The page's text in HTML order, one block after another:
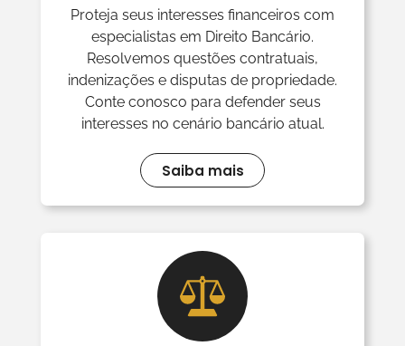
Proteja seus interesses financeiros com
especialistas em Direito Bancário.
Resolvemos questões contratuais,
indenizações e disputas de propriedade.
Conte conosco para defender seus
interesses no cenário bancário atual.
Saiba mais